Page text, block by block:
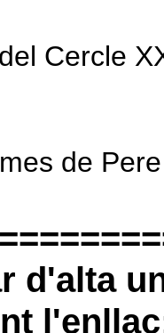
Cercle
de
d'alta